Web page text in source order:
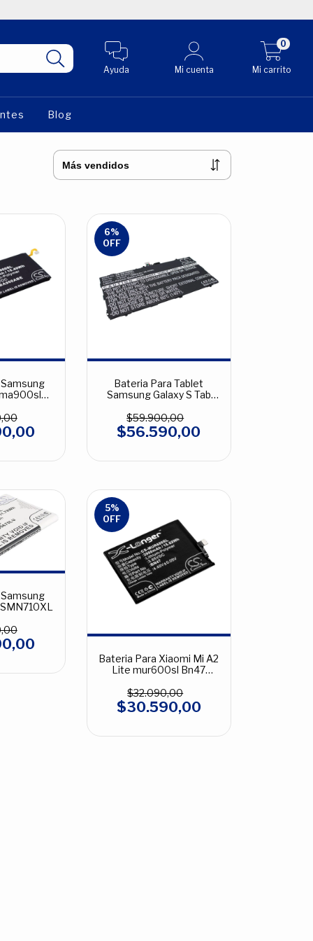
Ayuda Mi cuenta Mi carrito
0
Blog
6%
OFF
Bateria Para Tablet
Samsung Galaxy S Tab
$59.900,00
$56.590,00
5%
OFF
Bateria Para Xiaomi Mi A2
Lite mur600sl Bn47
$32.090,00
$30.590,00